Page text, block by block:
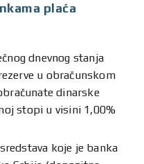
plaća
dnevnog stanja
u obračunskom
dinarske
stopi u visini 1,00%
koje je banka